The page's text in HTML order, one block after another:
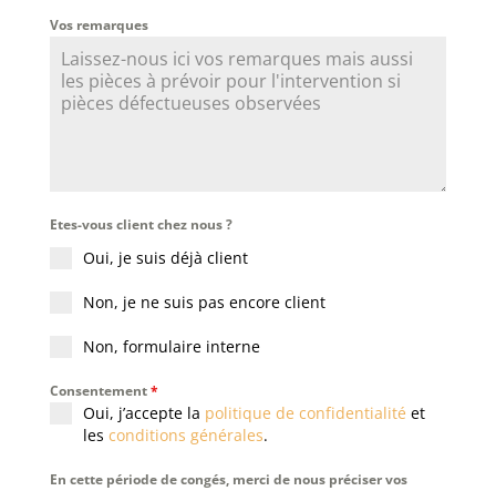
Vos remarques
Etes-vous client chez nous ?
Oui, je suis déjà client
Non, je ne suis pas encore client
Non, formulaire interne
Consentement*
Oui, j’accepte la politique de confidentialité et
les conditions générales.
En cette période de congés, merci de nous préciser vos